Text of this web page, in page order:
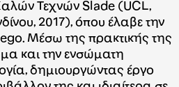
Τεχνών Slade (UCL,
2017), όπου έλαβε την
Μέσω της πρακτικής της
και την ενσώματη
δημιουργώντας έργο